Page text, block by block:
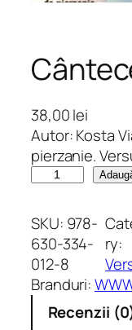
38,00lei
Autor: Kosta
pierzanie.
n
t
i
t
a
SKU: 978-
630-334-
012-8
ry:
Branduri:
Recenzii